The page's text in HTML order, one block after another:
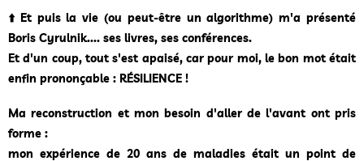
⬆️ Et puis la vie (ou peut-être un algorithme) m'a présenté
Boris Cyrulnik.... ses livres, ses conférences.
Et d'un coup, tout s'est apaisé, car pour moi, le bon mot était
enfin prononçable : RÉSILIENCE !
Ma reconstruction et mon besoin d'aller de l'avant ont pris
forme :
mon expérience de 20 ans de maladies était un point de